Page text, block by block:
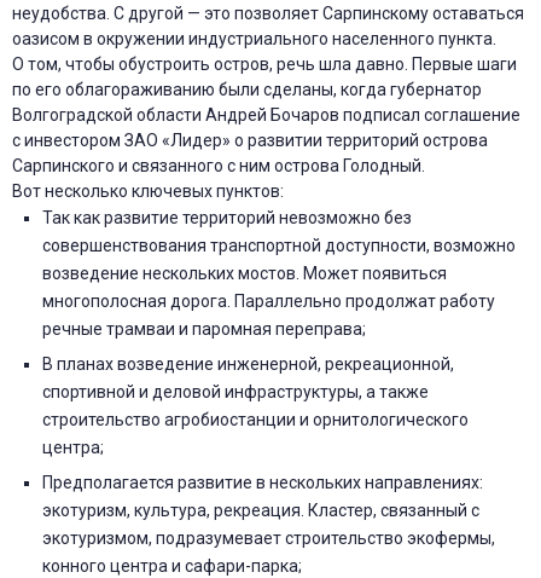
неудобства. С другой — это позволяет Сарпинскому оставаться
оазисом в окружении индустриального населенного пункта.
О том, чтобы обустроить остров, речь шла давно. Первые шаги
по его облагораживанию были сделаны, когда губернатор
Волгоградской области Андрей Бочаров подписал соглашение
с инвестором ЗАО «Лидер» о развитии территорий острова
Сарпинского и связанного с ним острова Голодный.
Вот несколько ключевых пунктов:
Так как развитие территорий невозможно без
совершенствования транспортной доступности, возможно
возведение нескольких мостов. Может появиться
многополосная дорога. Параллельно продолжат работу
речные трамваи и паромная переправа;
В планах возведение инженерной, рекреационной,
спортивной и деловой инфраструктуры, а также
строительство агробиостанции и орнитологического
центра;
Предполагается развитие в нескольких направлениях:
экотуризм, культура, рекреация. Кластер, связанный с
экотуризмом, подразумевает строительство экофермы,
конного центра и сафари-парка;